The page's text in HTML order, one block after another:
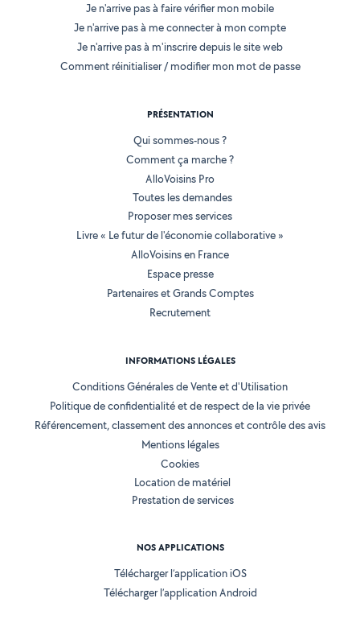
Je n'arrive pas à faire vérifier mon mobile
Je n'arrive pas à me connecter à mon compte
Je n'arrive pas à m'inscrire depuis le site web
Comment réinitialiser / modifier mon mot de passe
PRÉSENTATION
Qui sommes-nous ?
Comment ça marche ?
AlloVoisins Pro
Toutes les demandes
Proposer mes services
Livre « Le futur de l'économie collaborative »
AlloVoisins en France
Espace presse
Partenaires et Grands Comptes
Recrutement
INFORMATIONS LÉGALES
Conditions Générales de Vente et d'Utilisation
Politique de confidentialité et de respect de la vie privée
Référencement, classement des annonces et contrôle des avis
Mentions légales
Cookies
Location de matériel
Prestation de services
NOS APPLICATIONS
Télécharger l’application iOS
Télécharger l’application Android